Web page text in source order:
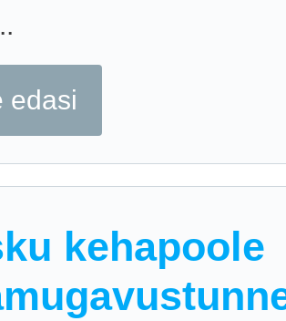
edasi
kehapoole